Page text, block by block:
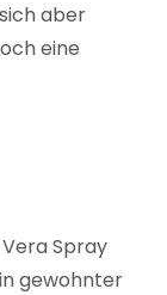
aber
eine
Spray
gewohnter